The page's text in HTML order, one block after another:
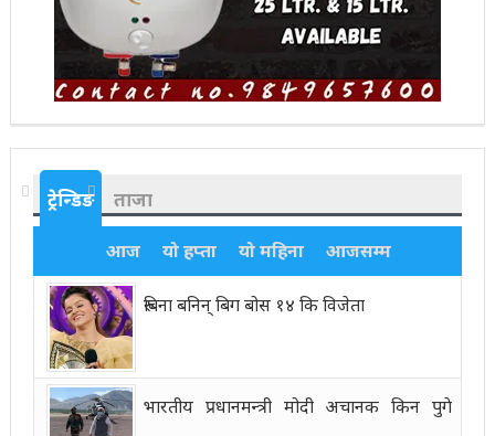
ट्रेन्डिङ ताजा
आज यो हप्ता यो महिना आजसम्म
रुबिना बनिन् बिग बोस १४ कि विजेता
भारतीय प्रधानमन्त्री मोदी अचानक किन पुगे